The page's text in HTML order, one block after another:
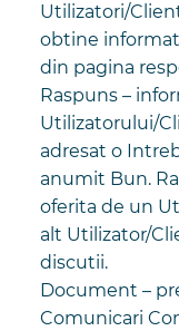
Utilizatori/
obtine
din pagina
Raspuns –
Utilizatorului/
adresat o
anumit Bun.
oferita de un
alt Utilizator/
discutii.
Document –
Comunicari